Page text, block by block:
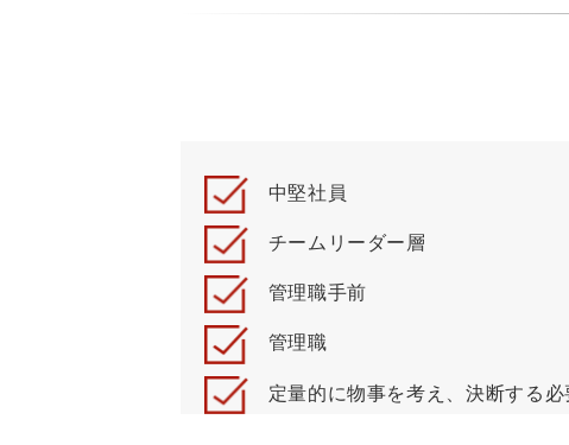
中堅社員
チームリーダー層
管理職手前
管理職
定量的に物事を考え、決断する